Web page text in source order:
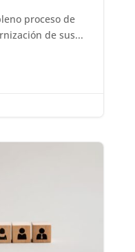
proceso de
de sus...